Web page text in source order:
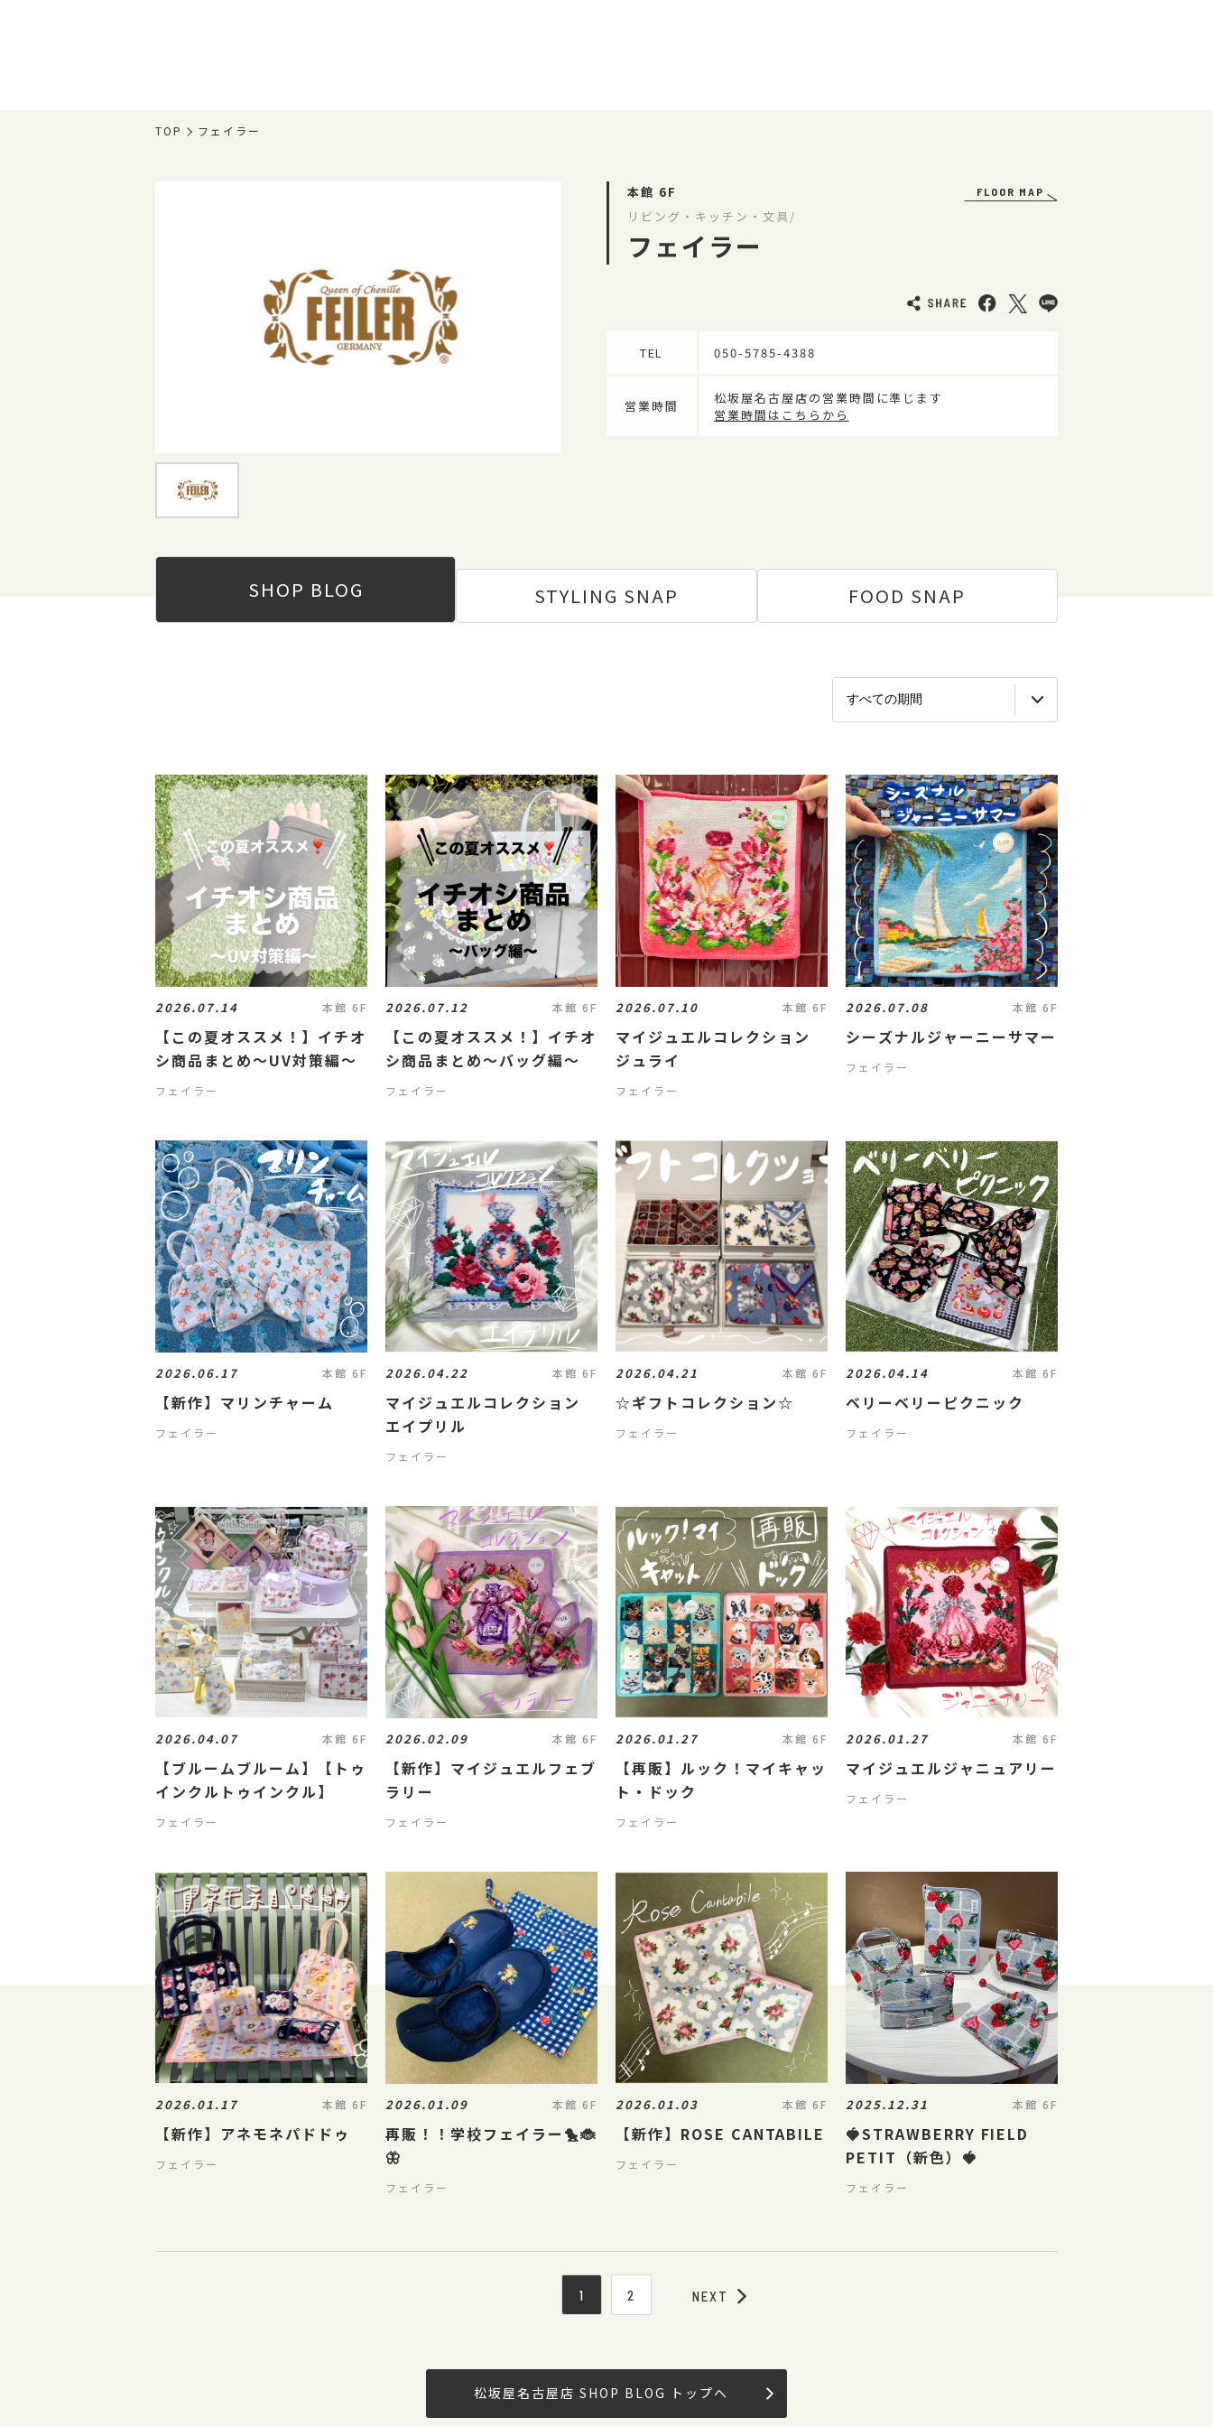
TOP フェイラー
本館 6F FLOOR MAP
リビング・キッチン・文具/
フェイラー
TEL 050-5785-4388
営業時間
松坂屋名古屋店の営業時間に準じます
営業時間はこちらから
SHOP BLOG STYLING SNAP FOOD SNAP
2026.07.14 本館 6F
【この夏オススメ！】イチオ
シ商品まとめ～UV対策編～
フェイラー
2026.07.12 本館 6F
【この夏オススメ！】イチオ
シ商品まとめ～バッグ編～
フェイラー
2026.07.10 本館 6F
マイジュエルコレクション
ジュライ
フェイラー
2026.07.08 本館 6F
シーズナルジャーニーサマー
フェイラー
2026.06.17 本館 6F
【新作】マリンチャーム
フェイラー
2026.04.22 本館 6F
マイジュエルコレクション
エイプリル
フェイラー
2026.04.21 本館 6F
☆ギフトコレクション☆
フェイラー
2026.04.14 本館 6F
ベリーベリーピクニック
フェイラー
2026.04.07 本館 6F
【ブルームブルーム】【トゥ
インクルトゥインクル】
フェイラー
2026.02.09 本館 6F
【新作】マイジュエルフェブ
ラリー
フェイラー
2026.01.27 本館 6F
【再販】ルック！マイキャッ
ト・ドック
フェイラー
2026.01.27 本館 6F
マイジュエルジャニュアリー
フェイラー
2026.01.17 本館 6F
【新作】アネモネパドドゥ
フェイラー
2026.01.09 本館 6F
再販！！学校フェイラー🐤🐞
🦋
フェイラー
2026.01.03 本館 6F
【新作】ROSE CANTABILE
フェイラー
2025.12.31 本館 6F
🍓STRAWBERRY FIELD
PETIT（新色）🍓
フェイラー
1 2 NEXT
松坂屋名古屋店 SHOP BLOG トップへ